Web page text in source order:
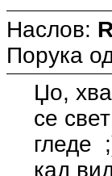
Наслов:
Порука
Џо,
се
гледе
кад